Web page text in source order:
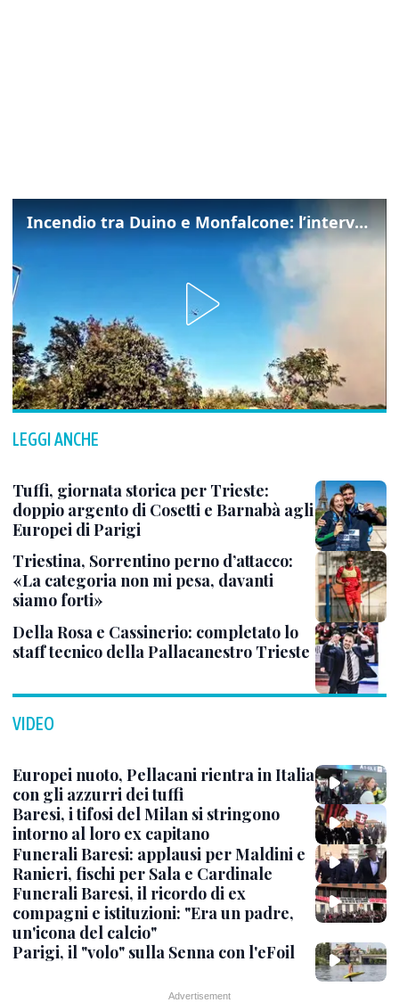
Incendio tra Duino e Monfalcone: l’intervento dei vigili del fuoco
LEGGI ANCHE
Tuffi, giornata storica per Trieste:
doppio argento di Cosetti e Barnabà agli
Europei di Parigi
Triestina, Sorrentino perno d’attacco:
«La categoria non mi pesa, davanti
siamo forti»
Della Rosa e Cassinerio: completato lo
staff tecnico della Pallacanestro Trieste
VIDEO
Europei nuoto, Pellacani rientra in Italia
con gli azzurri dei tuffi
Baresi, i tifosi del Milan si stringono
intorno al loro ex capitano
Funerali Baresi: applausi per Maldini e
Ranieri, fischi per Sala e Cardinale
Funerali Baresi, il ricordo di ex
compagni e istituzioni: "Era un padre,
un'icona del calcio"
Parigi, il "volo" sulla Senna con l'eFoil